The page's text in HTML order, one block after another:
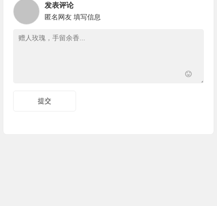
发表评论
匿名网友 填写信息